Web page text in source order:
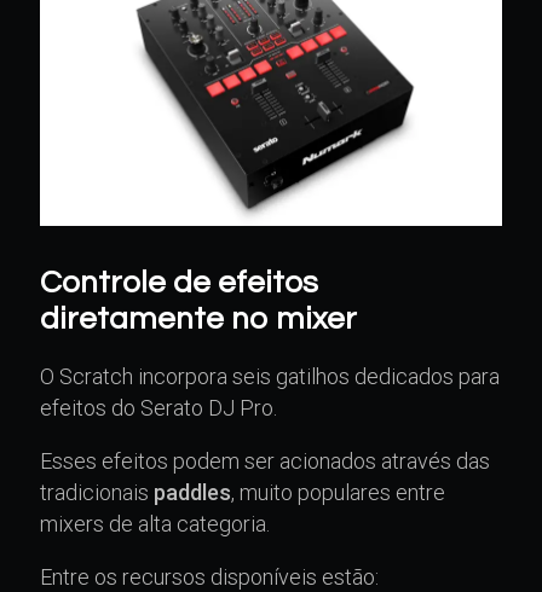
Controle de efeitos
diretamente no mixer
O Scratch incorpora seis gatilhos dedicados para
efeitos do Serato DJ Pro.
Esses efeitos podem ser acionados através das
tradicionais paddles, muito populares entre
mixers de alta categoria.
Entre os recursos disponíveis estão: